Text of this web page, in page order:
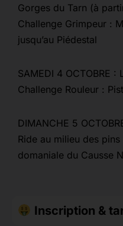
Gorges du Tarn (à
Challenge Grimpeur :
jusqu’au Piédestal
SAMEDI 4 OCTOBRE :
Challenge Rouleur :
DIMANCHE 5
Ride au milieu des
domaniale du Causse
Inscription &